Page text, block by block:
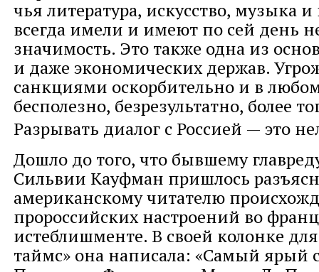
чья литература, искусство, музыка
всегда имели и имеют по сей день
значимость. Это также одна из
и даже экономических держав.
санкциями оскорбительно и в
бесполезно, безрезультатно, более
Разрывать диалог с Россией — это
Дошло до того, что бывшему
Сильвии Кауфман пришлось
американскому читателю
пророссийских настроений во
истеблишменте. В своей колонке
таймс» она написала: «Самый ярый